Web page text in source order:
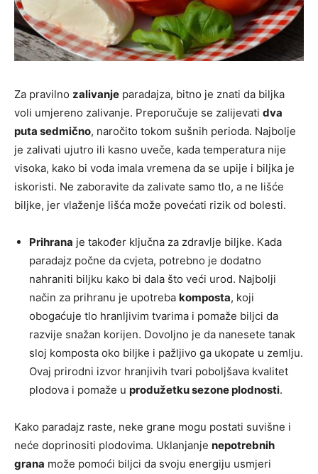
Za pravilno zalivanje paradajza, bitno je znati da biljka
voli umjereno zalivanje. Preporučuje se zalijevati dva
puta sedmično, naročito tokom sušnih perioda. Najbolje
je zalivati ujutro ili kasno uveče, kada temperatura nije
visoka, kako bi voda imala vremena da se upije i biljka je
iskoristi. Ne zaboravite da zalivate samo tlo, a ne lišće
biljke, jer vlaženje lišća može povećati rizik od bolesti.
Prihrana je također ključna za zdravlje biljke. Kada
paradajz počne da cvjeta, potrebno je dodatno
nahraniti biljku kako bi dala što veći urod. Najbolji
način za prihranu je upotreba komposta, koji
obogaćuje tlo hranljivim tvarima i pomaže biljci da
razvije snažan korijen. Dovoljno je da nanesete tanak
sloj komposta oko biljke i pažljivo ga ukopate u zemlju.
Ovaj prirodni izvor hranjivih tvari poboljšava kvalitet
plodova i pomaže u produžetku sezone plodnosti.
Kako paradajz raste, neke grane mogu postati suvišne i
neće doprinositi plodovima. Uklanjanje nepotrebnih
grana može pomoći biljci da svoju energiju usmjeri